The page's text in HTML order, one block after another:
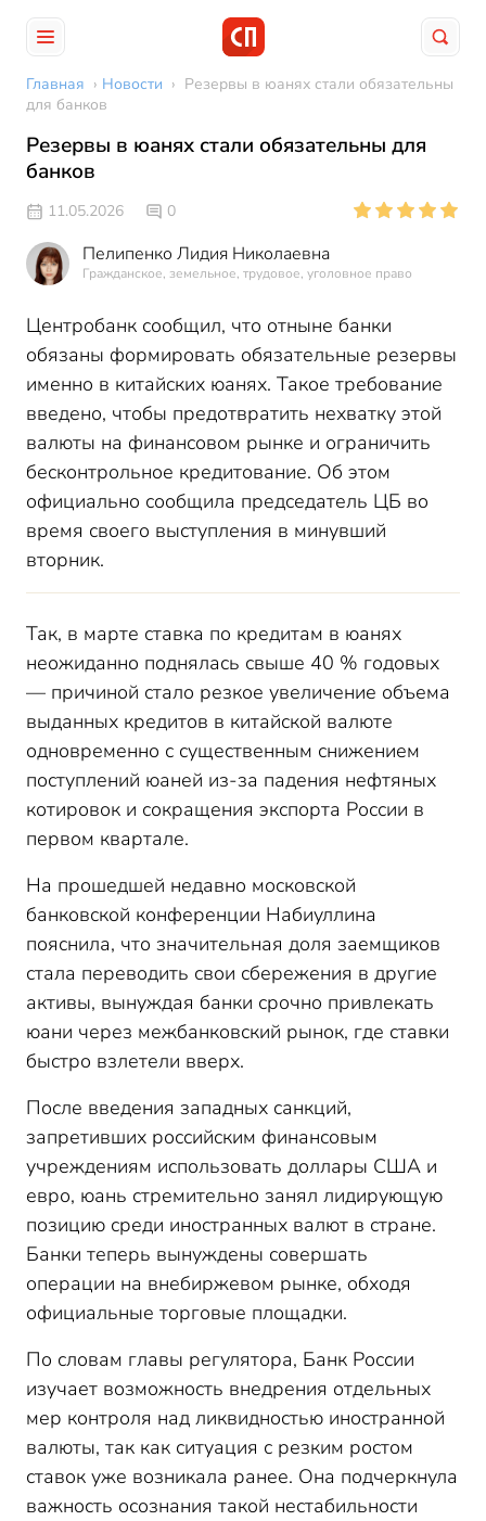
Главная › Новости › Резервы в юанях стали обязательны
для банков
Резервы в юанях стали обязательны для
банков
11.05.2026 0
Пелипенко Лидия Николаевна
Гражданское, земельное, трудовое, уголовное право
Центробанк сообщил, что отныне банки
обязаны формировать обязательные резервы
именно в китайских юанях. Такое требование
введено, чтобы предотвратить нехватку этой
валюты на финансовом рынке и ограничить
бесконтрольное кредитование. Об этом
официально сообщила председатель ЦБ во
время своего выступления в минувший
вторник.
Так, в марте ставка по кредитам в юанях
неожиданно поднялась свыше 40 % годовых
— причиной стало резкое увеличение объема
выданных кредитов в китайской валюте
одновременно с существенным снижением
поступлений юаней из-за падения нефтяных
котировок и сокращения экспорта России в
первом квартале.
На прошедшей недавно московской
банковской конференции Набиуллина
пояснила, что значительная доля заемщиков
стала переводить свои сбережения в другие
активы, вынуждая банки срочно привлекать
юани через межбанковский рынок, где ставки
быстро взлетели вверх.
После введения западных санкций,
запретивших российским финансовым
учреждениям использовать доллары США и
евро, юань стремительно занял лидирующую
позицию среди иностранных валют в стране.
Банки теперь вынуждены совершать
операции на внебиржевом рынке, обходя
официальные торговые площадки.
По словам главы регулятора, Банк России
изучает возможность внедрения отдельных
мер контроля над ликвидностью иностранной
валюты, так как ситуация с резким ростом
ставок уже возникала ранее. Она подчеркнула
важность осознания такой нестабильности